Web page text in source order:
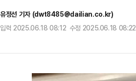
유정선 기자 (dwt8485@dailian.co.kr)
입력 2025.06.18 08:12 수정 2025.06.18 08:22